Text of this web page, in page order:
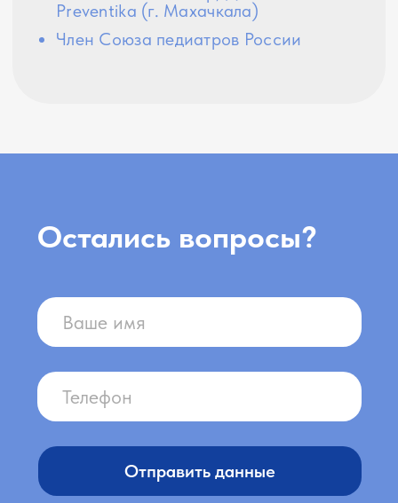
Превентика 2024
ООО "Превентика" г. Махачкала, ул.Магомеда
ОГРН 1230500000114
Онлайн-запись